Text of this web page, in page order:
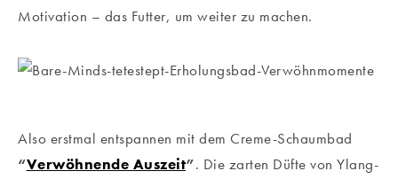
Motivation – das Futter, um weiter zu machen.
Also erstmal entspannen mit dem Creme-Schaumbad
“Verwöhnende Auszeit”. Die zarten Düfte von Ylang-